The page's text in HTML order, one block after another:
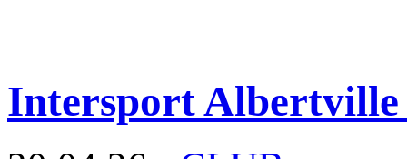
Intersport Albertville